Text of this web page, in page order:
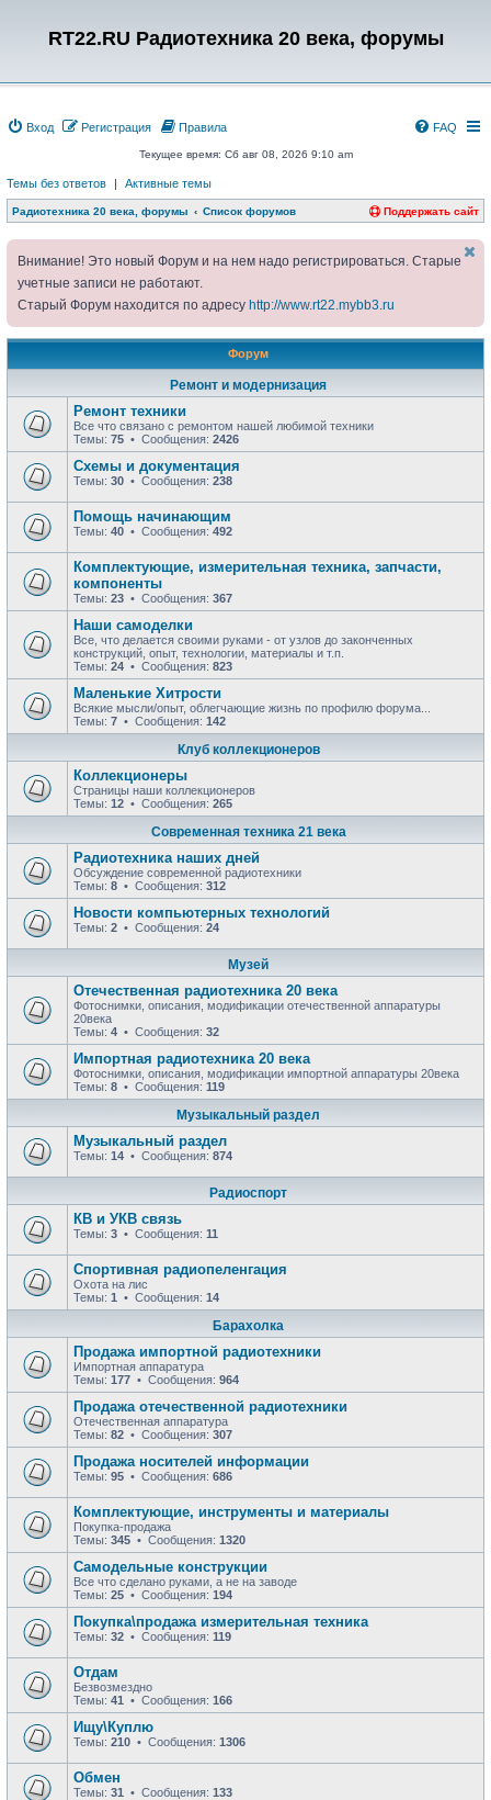
RT22.RU Радиотехника 20 века, форумы
Вход Регистрация FAQ
Правила
Текущее время: Сб авг 08, 2026 9:10 am
Темы без ответов | Активные темы
Радиотехника 20 века, форумы Список форумов Поддержать сайт
Внимание! Это новый Форум и на нем надо регистрироваться. Старые
учетные записи не работают.
Старый Форум находится по адресу http://www.rt22.mybb3.ru
Форум
Ремонт и модернизация
Ремонт техники
Все что связано с ремонтом нашей любимой техники
Темы: 75 • Сообщения: 2426
Схемы и документация
Темы: 30 • Сообщения: 238
Помощь начинающим
Темы: 40 • Сообщения: 492
Комплектующие, измерительная техника, запчасти,
компоненты
Темы: 23 • Сообщения: 367
Наши самоделки
Все, что делается своими руками - от узлов до законченных
конструкций, опыт, технологии, материалы и т.п.
Темы: 24 • Сообщения: 823
Маленькие Хитрости
Всякие мысли/опыт, облегчающие жизнь по профилю форума...
Темы: 7 • Сообщения: 142
Клуб коллекционеров
Коллекционеры
Страницы наши коллекционеров
Темы: 12 • Сообщения: 265
Современная техника 21 века
Радиотехника наших дней
Обсуждение современной радиотехники
Темы: 8 • Сообщения: 312
Новости компьютерных технологий
Темы: 2 • Сообщения: 24
Музей
Отечественная радиотехника 20 века
Фотоснимки, описания, модификации отечественной аппаратуры
20века
Темы: 4 • Сообщения: 32
Импортная радиотехника 20 века
Фотоснимки, описания, модификации импортной аппаратуры 20века
Темы: 8 • Сообщения: 119
Музыкальный раздел
Музыкальный раздел
Темы: 14 • Сообщения: 874
Радиоспорт
КВ и УКВ связь
Темы: 3 • Сообщения: 11
Спортивная радиопеленгация
Охота на лис
Темы: 1 • Сообщения: 14
Барахолка
Продажа импортной радиотехники
Импортная аппаратура
Темы: 177 • Сообщения: 964
Продажа отечественной радиотехники
Отечественная аппаратура
Темы: 82 • Сообщения: 307
Продажa носителей информации
Темы: 95 • Сообщения: 686
Комплектующие, инструменты и материалы
Покупка-продажа
Темы: 345 • Сообщения: 1320
Самодельные конструкции
Все что сделано руками, а не на заводе
Темы: 25 • Сообщения: 194
Покупка\продажа измерительная техника
Темы: 32 • Сообщения: 119
Отдам
Безвозмездно
Темы: 41 • Сообщения: 166
Ищу\Куплю
Темы: 210 • Сообщения: 1306
Обмен
Темы: 31 • Сообщения: 133